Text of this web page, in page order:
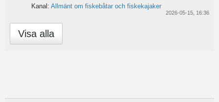
Kanal: Allmänt om fiskebåtar och fiskekajaker
2026-05-15, 16:36
Visa alla